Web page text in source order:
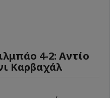
4-2: Αντίο
Καρβαχάλ